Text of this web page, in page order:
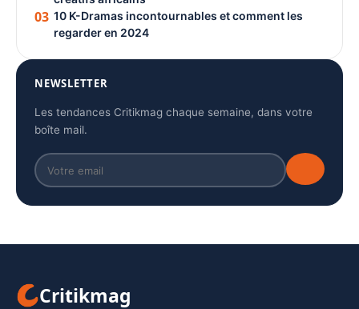
03 10 K-Dramas incontournables et comment les
regarder en 2024
NEWSLETTER
Les tendances Critikmag chaque semaine, dans votre
boîte mail.
Critikmag